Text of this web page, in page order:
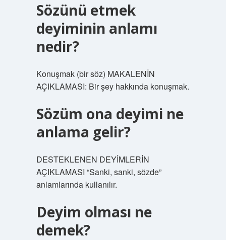
Sözünü etmek
deyiminin anlamı
nedir?
Konuşmak (bir söz) MAKALENİN
AÇIKLAMASI: Bir şey hakkında konuşmak.
Sözüm ona deyimi ne
anlama gelir?
DESTEKLENEN DEYİMLERİN
AÇIKLAMASI “Sanki, sanki, sözde”
anlamlarında kullanılır.
Deyim olması ne
demek?